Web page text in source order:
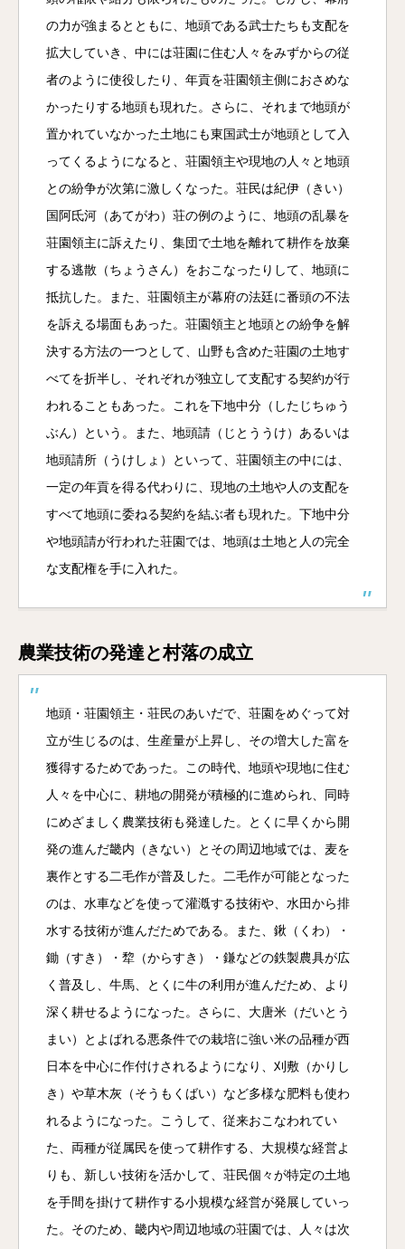
の力が強まるとともに、地頭である武士たちも支配を
拡大していき、中には荘園に住む人々をみずからの従
者のように使役したり、年貢を荘園領主側におさめな
かったりする地頭も現れた。さらに、それまで地頭が
置かれていなかった土地にも東国武士が地頭として入
ってくるようになると、荘園領主や現地の人々と地頭
との紛争が次第に激しくなった。荘民は紀伊（きい）
国阿氐河（あてがわ）荘の例のように、地頭の乱暴を
荘園領主に訴えたり、集団で土地を離れて耕作を放棄
する逃散（ちょうさん）をおこなったりして、地頭に
抵抗した。また、荘園領主が幕府の法廷に番頭の不法
を訴える場面もあった。荘園領主と地頭との紛争を解
決する方法の一つとして、山野も含めた荘園の土地す
べてを折半し、それぞれが独立して支配する契約が行
われることもあった。これを下地中分（したじちゅう
ぶん）という。また、地頭請（じとううけ）あるいは
地頭請所（うけしょ）といって、荘園領主の中には、
一定の年貢を得る代わりに、現地の土地や人の支配を
すべて地頭に委ねる契約を結ぶ者も現れた。下地中分
や地頭請が行われた荘園では、地頭は土地と人の完全
な支配権を手に入れた。
農業技術の発達と村落の成立
地頭・荘園領主・荘民のあいだで、荘園をめぐって対
立が生じるのは、生産量が上昇し、その増大した富を
獲得するためであった。この時代、地頭や現地に住む
人々を中心に、耕地の開発が積極的に進められ、同時
にめざましく農業技術も発達した。とくに早くから開
発の進んだ畿内（きない）とその周辺地域では、麦を
裏作とする二毛作が普及した。二毛作が可能となった
のは、水車などを使って灌漑する技術や、水田から排
水する技術が進んだためである。また、鍬（くわ）・
鋤（すき）・犂（からすき）・鎌などの鉄製農具が広
く普及し、牛馬、とくに牛の利用が進んだため、より
深く耕せるようになった。さらに、大唐米（だいとう
まい）とよばれる悪条件での栽培に強い米の品種が西
日本を中心に作付けされるようになり、刈敷（かりし
き）や草木灰（そうもくばい）など多様な肥料も使わ
れるようになった。こうして、従来おこなわれてい
た、両種が従属民を使って耕作する、大規模な経営よ
りも、新しい技術を活かして、荘民個々が特定の土地
を手間を掛けて耕作する小規模な経営が発展していっ
た。そのため、畿内や周辺地域の荘園では、人々は次